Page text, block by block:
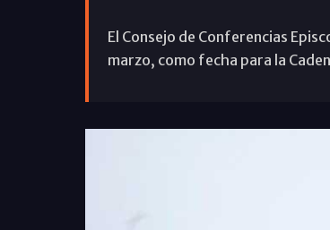
El Consejo de Conferencias
marzo, como fecha para la